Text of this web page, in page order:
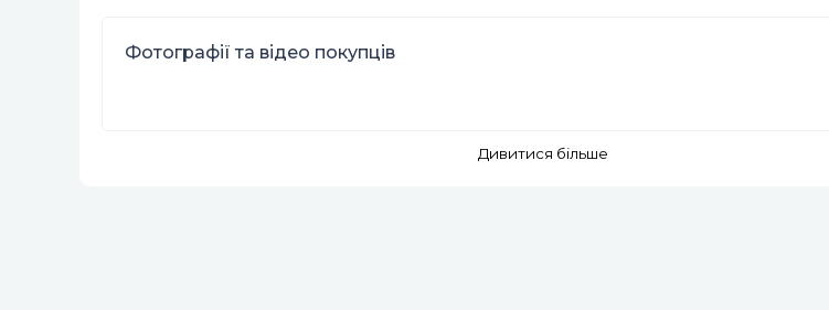
Фотографії та відео покупців
Дивитися більше